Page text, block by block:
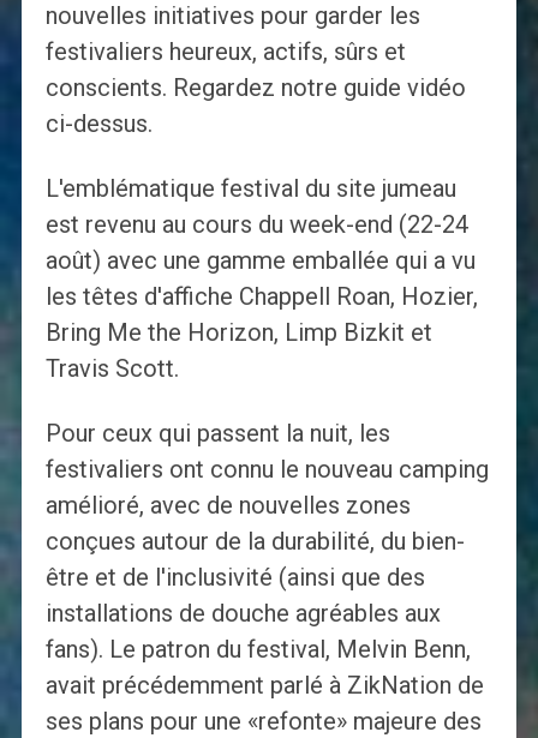
nouvelles initiatives pour garder les
festivaliers heureux, actifs, sûrs et
conscients. Regardez notre guide vidéo
ci-dessus.
L'emblématique festival du site jumeau
est revenu au cours du week-end (22-24
août) avec une gamme emballée qui a vu
les têtes d'affiche Chappell Roan, Hozier,
Bring Me the Horizon, Limp Bizkit et
Travis Scott.
Pour ceux qui passent la nuit, les
festivaliers ont connu le nouveau camping
amélioré, avec de nouvelles zones
conçues autour de la durabilité, du bien-
être et de l'inclusivité (ainsi que des
installations de douche agréables aux
fans). Le patron du festival, Melvin Benn,
avait précédemment parlé à ZikNation de
ses plans pour une «refonte» majeure des